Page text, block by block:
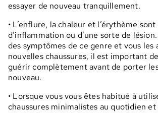
essayer de nouveau tranquillement.
• L’enflure, la chaleur et l’érythème
d’inflammation ou d’une sorte de
des symptômes de ce genre et vous les
nouvelles chaussures, il est important
guérir complètement avant de porter
nouveau.
• Lorsque vous vous êtes habitué à
chaussures minimalistes au quotidien